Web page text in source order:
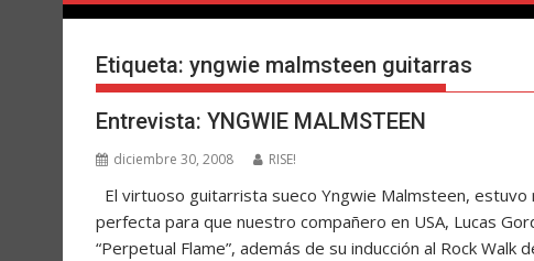
Etiqueta: yngwie malmsteen guitarras
Entrevista: YNGWIE MALMSTEEN
diciembre 30, 2008 RISE!
El virtuoso guitarrista sueco Yngwie Malmsteen,
perfecta para que nuestro compañero en USA, Lucas
“Perpetual Flame”, además de su inducción al Rock